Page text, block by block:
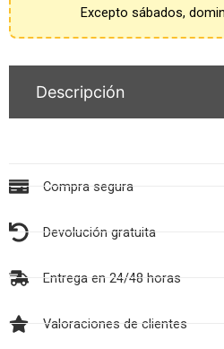
Excepto sábados,
Descripción
Compra segura
Devolución gratuita
Entrega en 24/48 horas
Valoraciones de clientes